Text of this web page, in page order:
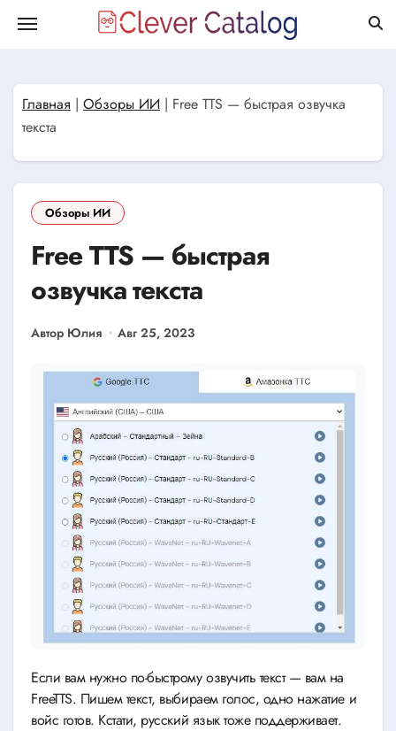
Главная | Обзоры ИИ | Free TTS — быстрая озвучка
текста
Обзоры ИИ
Free TTS — быстрая
озвучка текста
Автор Юлия Авг 25, 2023
Если вам нужно по-быстрому озвучить текст — вам на
FreeTTS. Пишем текст, выбираем голос, одно нажатие и
войс готов. Кстати, русский язык тоже поддерживает.